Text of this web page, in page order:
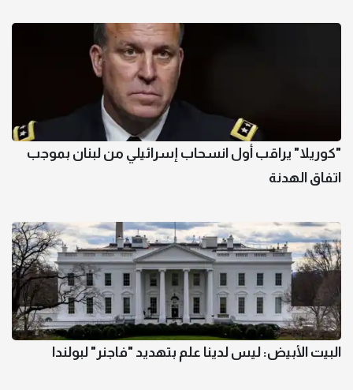
"كوريلا" يراقب أول انسحاب إسرائيلي من لبنان بموجب
اتفاق الهدنة
البيت الأبيض: ليس لدينا علم بتهديد "فاجنر" لبولندا